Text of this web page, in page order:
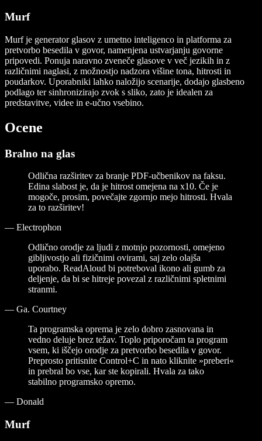
Murf
Murf je generator glasov z umetno inteligenco in platforma za
pretvorbo besedila v govor, namenjena ustvarjanju govorne
pripovedi. Ponuja naravno zveneče glasove v več jezikih in z
različnimi naglasi, z možnostjo nadzora višine tona, hitrosti in
poudarkov. Uporabniki lahko naložijo scenarije, dodajo glasbeno
podlago ter sinhronizirajo zvok s sliko, zato je idealen za
predstavitve, videe in e-učno vsebino.
Ocene
Bralno na glas
Odlična razširitev za branje PDF-učbenikov na faksu.
Edina slabost je, da je hitrost omejena na x10. Če je
mogoče, prosim, povečajte zgornjo mejo hitrosti. Hvala
za to razširitev!
— Electrophon
Odlično orodje za ljudi z motnjo pozornosti, omejeno
gibljivostjo ali fizičnimi ovirami, saj zelo olajša
uporabo. ReadAloud bi potreboval ikono ali gumb za
deljenje, da bi se hitreje povezal z različnimi spletnimi
stranmi.
— Ga. Courtney
Ta programska oprema je zelo dobro zasnovana in
vedno deluje brez težav. Toplo priporočam ta program
vsem, ki iščejo orodje za pretvorbo besedila v govor.
Preprosto pritisnite Control+C in nato kliknite »preberi«
in prebral bo vse, kar ste kopirali. Hvala za tako
stabilno programsko opremo.
— Donald
Murf